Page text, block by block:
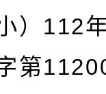
）112
第